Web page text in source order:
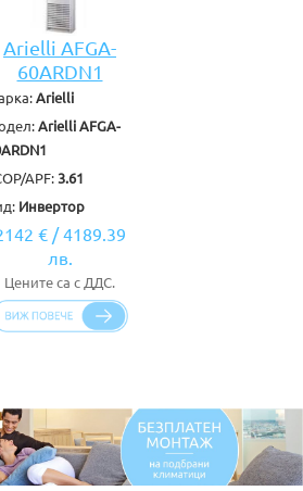
Arielli AFGA-
60ARDN1
Arielli
Arielli AFGA-
APF: 3.61
Инвертор
€/4189.39
лв.
Цените са с ДДС.